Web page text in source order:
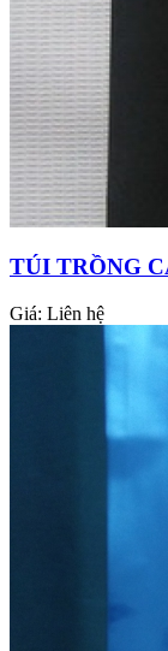
TÚI TRỒNG
Giá: Liên hệ